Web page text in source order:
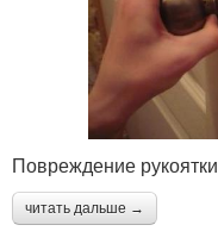
Повреждение рукоятки
читать дальше →